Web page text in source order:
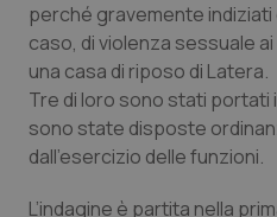
Basilicata
Calabria
Campania
Artrite & artrosi
Asma & BPCO
Car-T
QS Club Newsletter
perché gravemente indiziati
caso, di violenza sessuale
una casa di riposo di Latera.
Tre di loro sono stati portati
sono state disposte
dall’esercizio delle funzioni.
L’indagine è partita nella